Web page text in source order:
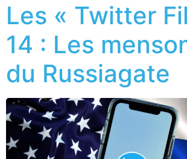
Les « Twitter
14 : Les
du Russiagate